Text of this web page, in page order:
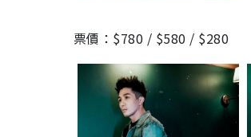
票價：$780 / $580 / $280